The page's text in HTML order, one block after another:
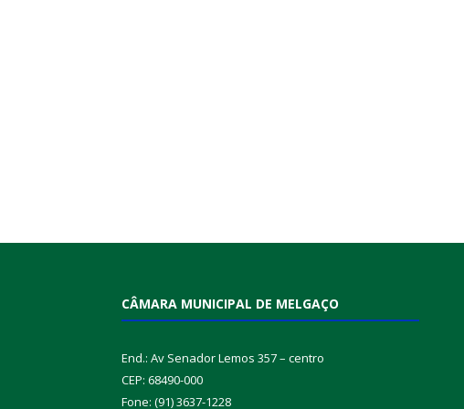
CÂMARA MUNICIPAL DE MELGAÇO
End.: Av Senador Lemos 357 – centro
CEP: 68490-000
Fone: (91) 3637-1228